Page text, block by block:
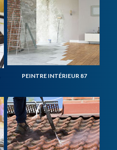
PEINTRE INTÉRIEUR 87